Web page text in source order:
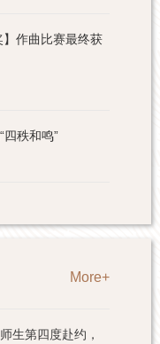
More+
生第四度赴约，